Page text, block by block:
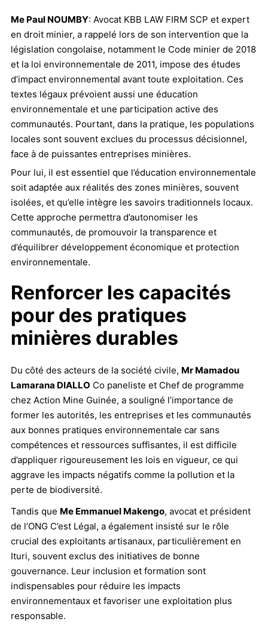
Me Paul NOUMBY: Avocat KBB LAW FIRM SCP et expert
en droit minier, a rappelé lors de son intervention que la
législation congolaise, notamment le Code minier de 2018
et la loi environnementale de 2011, impose des études
d’impact environnemental avant toute exploitation. Ces
textes légaux prévoient aussi une éducation
environnementale et une participation active des
communautés. Pourtant, dans la pratique, les populations
locales sont souvent exclues du processus décisionnel,
face à de puissantes entreprises minières.
Pour lui, il est essentiel que l’éducation environnementale
soit adaptée aux réalités des zones minières, souvent
isolées, et qu’elle intègre les savoirs traditionnels locaux.
Cette approche permettra d’autonomiser les
communautés, de promouvoir la transparence et
d’équilibrer développement économique et protection
environnementale.
Renforcer les capacités
pour des pratiques
minières durables
Du côté des acteurs de la société civile, Mr Mamadou
Lamarana DIALLO Co paneliste et Chef de programme
chez Action Mine Guinée, a souligné l’importance de
former les autorités, les entreprises et les communautés
aux bonnes pratiques environnementale car sans
compétences et ressources suffisantes, il est difficile
d’appliquer rigoureusement les lois en vigueur, ce qui
aggrave les impacts négatifs comme la pollution et la
perte de biodiversité.
Tandis que Me Emmanuel Makengo, avocat et président
de l’ONG C’est Légal, a également insisté sur le rôle
crucial des exploitants artisanaux, particulièrement en
Ituri, souvent exclus des initiatives de bonne
gouvernance. Leur inclusion et formation sont
indispensables pour réduire les impacts
environnementaux et favoriser une exploitation plus
responsable.